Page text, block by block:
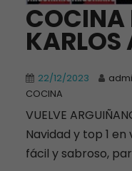
COCINA
22/12/2023
COCINA
VUELVE
Navidad y top 1
fácil y sabroso,